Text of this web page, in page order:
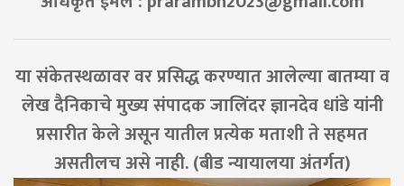
या संकेतस्थळावर वर प्रसिद्ध करण्यात आलेल्या बातम्या व
लेख दैनिकाचे मुख्य संपादक जालिंदर ज्ञानदेव धांडे यांनी
प्रसारीत केले असून यातील प्रत्येक मताशी ते सहमत
असतीलच असे नाही. (बीड न्यायालया अंतर्गत)